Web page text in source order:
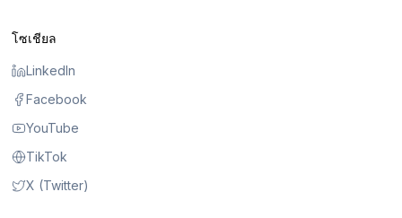
โซเชียล
LinkedIn
Facebook
YouTube
TikTok
X (Twitter)